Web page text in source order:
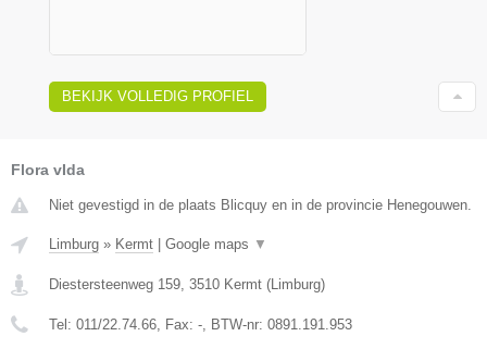
BEKIJK VOLLEDIG PROFIEL
Flora vIda
Niet gevestigd in de plaats Blicquy en in de provincie Henegouwen.
Limburg » Kermt | Google maps ▼
Diestersteenweg 159 3510 Kermt (Limburg)
Tel: 011/22.74.66 , Fax: - , BTW-nr: 0891.191.953